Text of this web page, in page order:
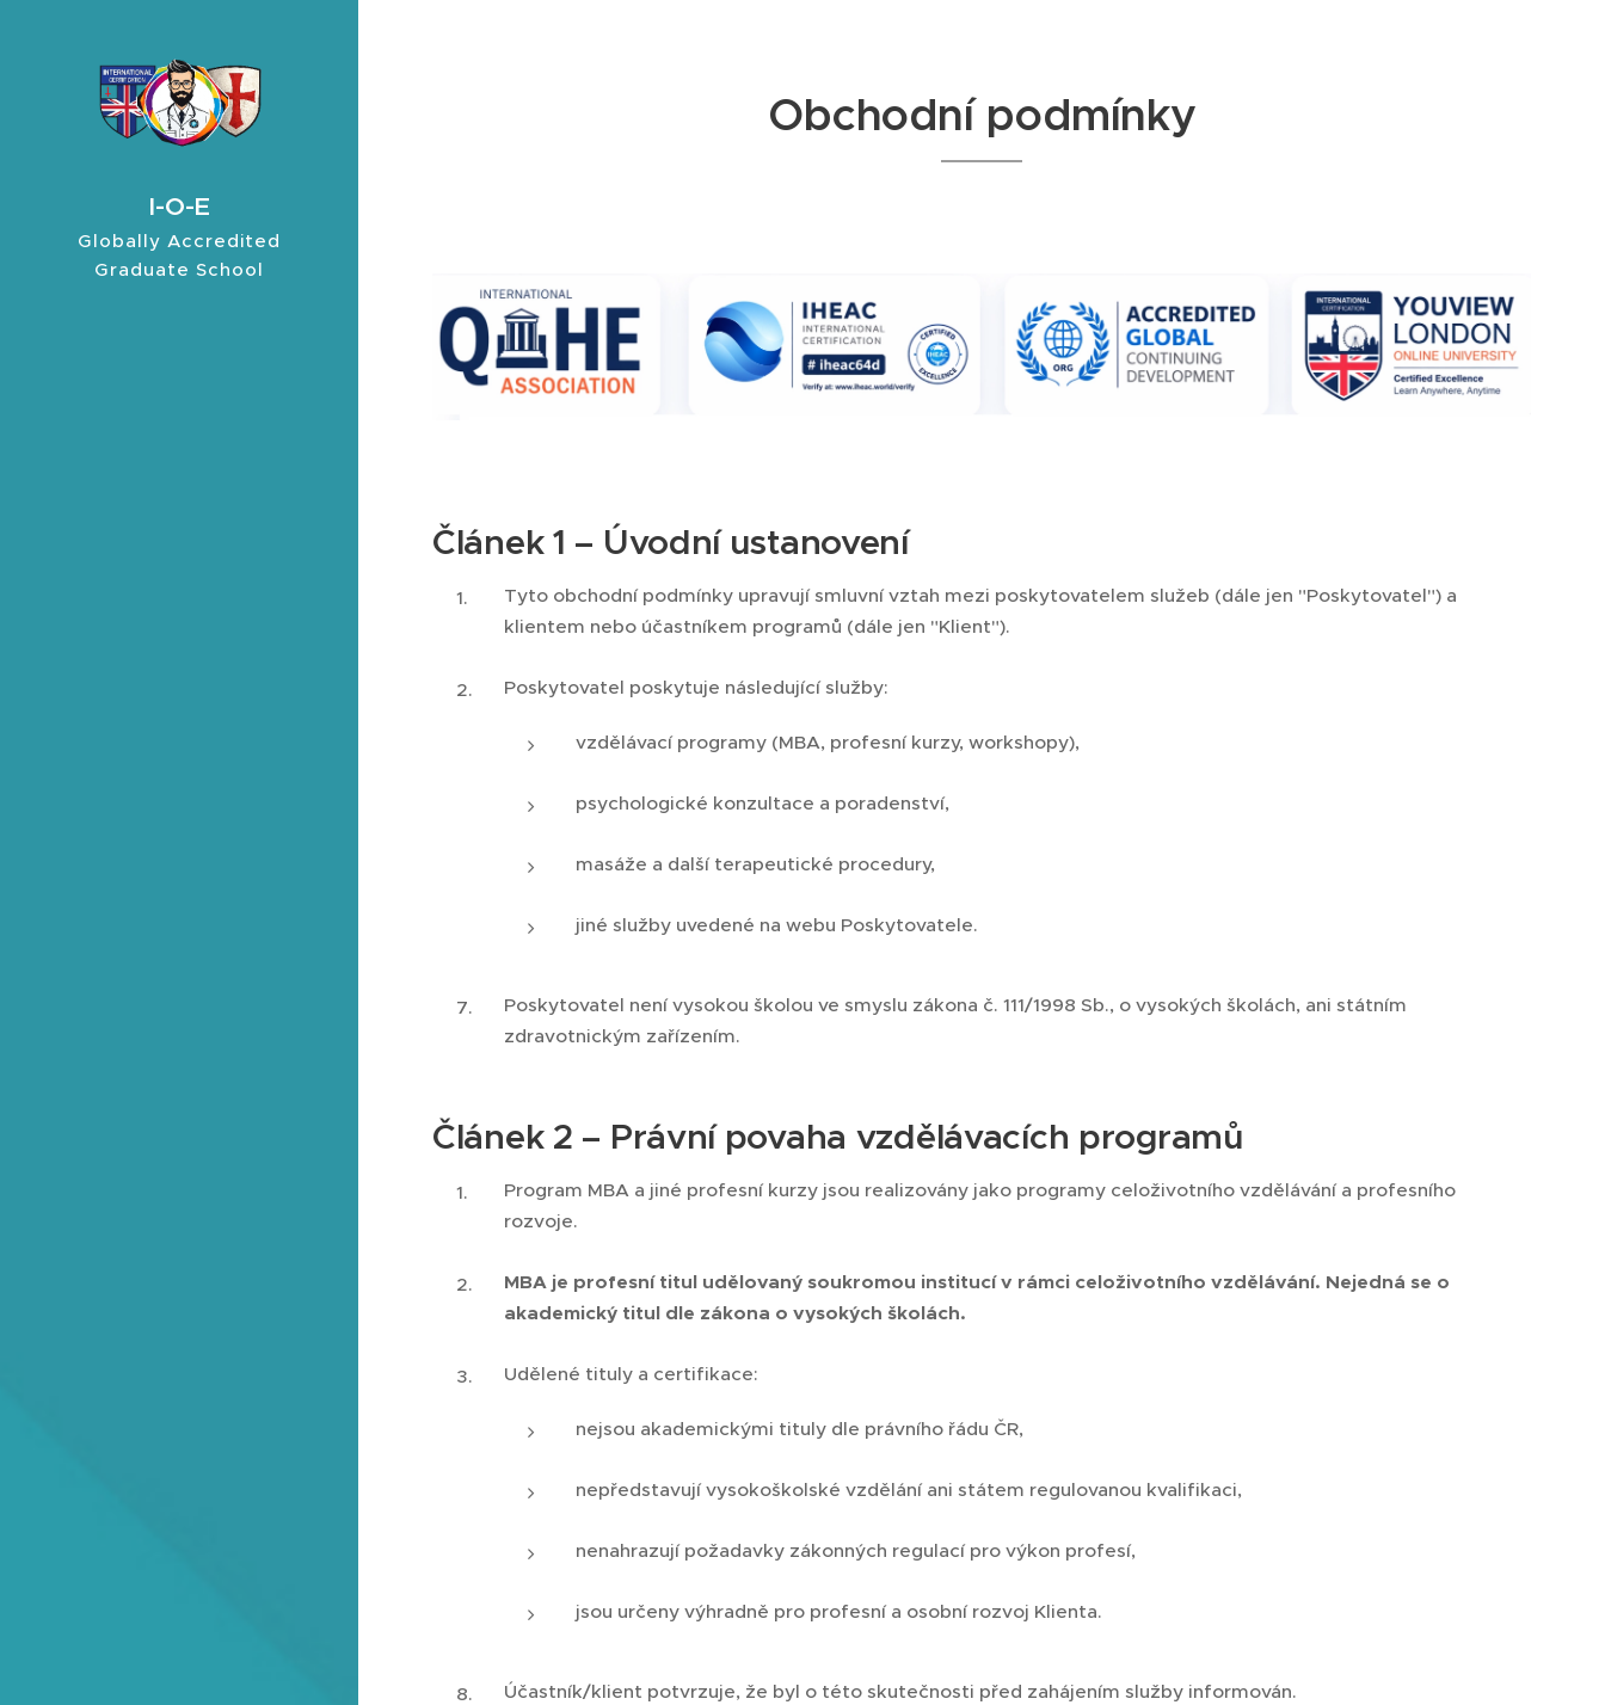
I-O-E
Globally Accredited
Graduate School
Obchodní podmínky
Článek 1 – Úvodní ustanovení
Tyto obchodní podmínky upravují smluvní vztah mezi poskytovatelem služeb (dále jen "Poskytovatel") a
klientem nebo účastníkem programů (dále jen "Klient").
Poskytovatel poskytuje následující služby:
vzdělávací programy (MBA, profesní kurzy, workshopy),
psychologické konzultace a poradenství,
masáže a další terapeutické procedury,
jiné služby uvedené na webu Poskytovatele.
Poskytovatel není vysokou školou ve smyslu zákona č. 111/1998 Sb., o vysokých školách, ani státním
zdravotnickým zařízením.
Článek 2 – Právní povaha vzdělávacích programů
Program MBA a jiné profesní kurzy jsou realizovány jako programy celoživotního vzdělávání a profesního
rozvoje.
MBA je profesní titul udělovaný soukromou institucí v rámci celoživotního vzdělávání. Nejedná se o
akademický titul dle zákona o vysokých školách.
Udělené tituly a certifikace:
nejsou akademickými tituly dle právního řádu ČR,
nepředstavují vysokoškolské vzdělání ani státem regulovanou kvalifikaci,
nenahrazují požadavky zákonných regulací pro výkon profesí,
jsou určeny výhradně pro profesní a osobní rozvoj Klienta.
Účastník/klient potvrzuje, že byl o této skutečnosti před zahájením služby informován.